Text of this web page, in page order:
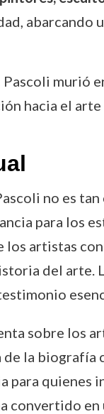
abarcando
Pascoli murió
hacia el
no es
para los
artistas
del arte.
sobre los
la biografía
para quienes
convertido